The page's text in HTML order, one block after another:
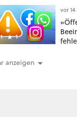
1
vor
anzeigen